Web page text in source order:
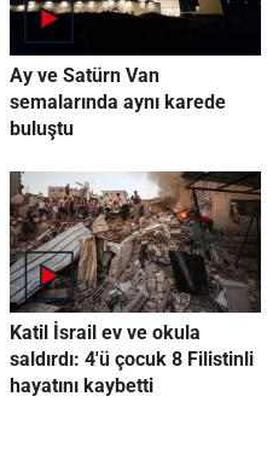
Ay ve Satürn Van
semalarında aynı karede
buluştu
Katil İsrail ev ve okula
saldırdı: 4'ü çocuk 8 Filistinli
hayatını kaybetti